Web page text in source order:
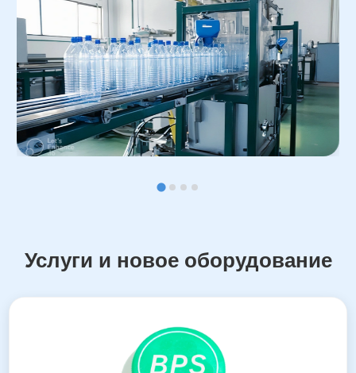
Услуги и новое оборудование